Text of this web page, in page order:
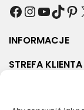
Facebook
INFORMACJE
STREFA KLIENTA
NASZE